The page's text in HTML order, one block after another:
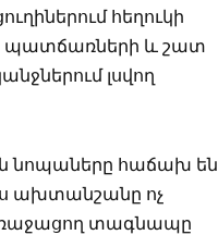
հեղուկի
պատճառների և շատ
լսվող
նոպաները հաճախ են
ախտանշանը ոչ
առաջացող տագնապը